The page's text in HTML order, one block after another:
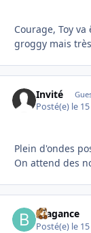
Courage, Toy
groggy mais
Invité
Posté(e) le
Plein d'ondes
On attend des
Bragance
Posté(e) le